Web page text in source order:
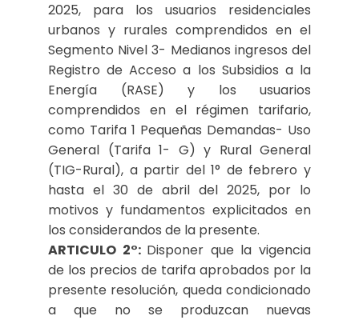
2025, para los usuarios residenciales
urbanos y rurales comprendidos en el
Segmento Nivel 3- Medianos ingresos del
Registro de Acceso a los Subsidios a la
Energía (RASE) y los usuarios
comprendidos en el régimen tarifario,
como Tarifa 1 Pequeñas Demandas- Uso
General (Tarifa 1- G) y Rural General
(TIG-Rural), a partir del 1° de febrero y
hasta el 30 de abril del 2025, por lo
motivos y fundamentos explicitados en
los considerandos de la presente.
ARTICULO 2°: Disponer que la vigencia
de los precios de tarifa aprobados por la
presente resolución, queda condicionado
a que no se produzcan nuevas